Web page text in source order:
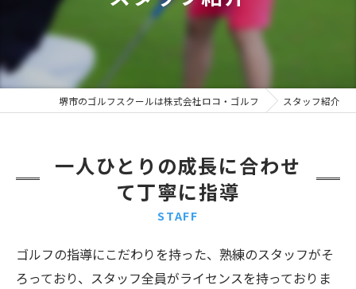
堺市のゴルフスクールは株式会社ロコ・ゴルフ スタッフ紹介
一人ひとりの成長に合わせ
て丁寧に指導
STAFF
ゴルフの指導にこだわりを持った、熟練のスタッフがそ
ろっており、スタッフ全員がライセンスを持っておりま